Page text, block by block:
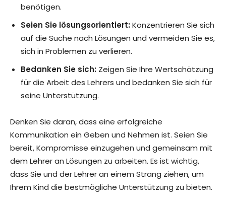
benötigen.
Seien Sie lösungsorientiert:Konzentrieren Sie sich
auf die Suche nach Lösungen und vermeiden Sie es,
sich in Problemen zu verlieren.
Bedanken Sie sich: Zeigen Sie Ihre Wertschätzung
für die Arbeit des Lehrers und bedanken Sie sich für
seine Unterstützung.
Denken Sie daran, dass eine erfolgreiche
Kommunikation ein Geben und Nehmen ist. Seien Sie
bereit, Kompromisse einzugehen und gemeinsam mit
dem Lehrer an Lösungen zu arbeiten. Es ist wichtig,
dass Sie und der Lehrer an einem Strang ziehen, um
Ihrem Kind die bestmögliche Unterstützung zu bieten.